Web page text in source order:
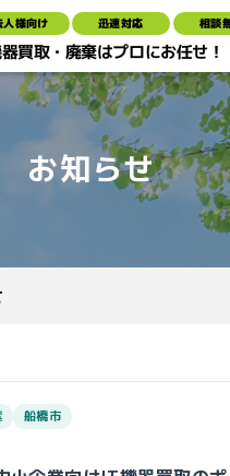
人様向け 迅速対応 相談
買取・廃棄はプロにお任せ！
お知らせ
船橋市